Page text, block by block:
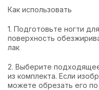
Как использовать
1. Подготовьте ногти
поверхность
лак
2. Выберите
из комплекта. Если
можете обрезать его